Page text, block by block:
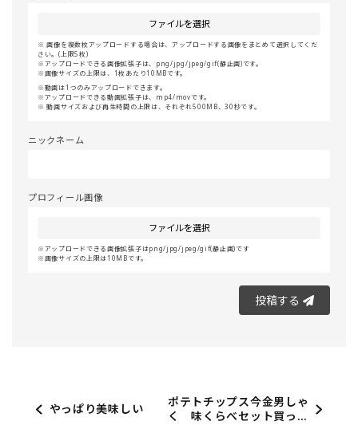
ファイルを選択
画像を複数枚アップロードする場合は、アップロードする画像をまとめて選択してくだ
さい。(上限5枚)
アップロードできる画像拡張子は、png/jpg/jpeg/gif(静止画)です。
画像サイズの上限は、1枚あたり10MBです。
動画は1つのみアップロードできます。
アップロードできる動画拡張子は、mp4/movです。
動画サイズおよび再生時間の上限は、それぞれ500MB、30秒です。
ニックネーム
プロフィール画像
ファイルを選択
アップロードできる画像拡張子はpng/jpg/jpeg/gif(静止画)です
画像サイズの上限は10MBです。
投稿する
やっぱり美味しい
ポテトチップス今金男しゃ
く 味くらべセット買った